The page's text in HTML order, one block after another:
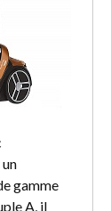
gamme
A, il